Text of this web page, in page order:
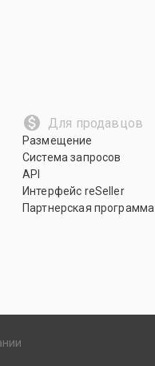
Для продавцов
Размещение
Система запросов
API
Интерфейс reSeller
Партнерская программа